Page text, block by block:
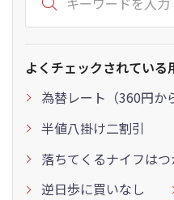
よくチェックされている
為替レート（360円か
半値八掛け二割引
落ちてくるナイフは
逆日歩に買いなし